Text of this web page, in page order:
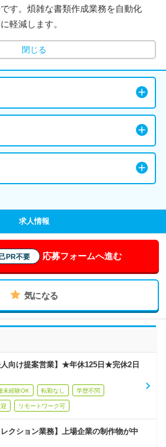
す。煩雑な書類作成業務を自動化
軽減します。
閉じる
求人情報
PR不要 応募フォームへ進む
気になる
向け提案営業】★年休125日★完休2日
未経験OK 転勤なし 学歴不問
リモートワーク可
クション業務】上場企業の制作物が中